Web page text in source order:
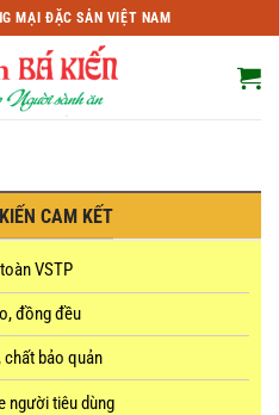
MẠI ĐẶC SẢN VIỆT NAM
CAM KẾT
VSTP
đồng đều
chất bảo quản
người tiêu dùng